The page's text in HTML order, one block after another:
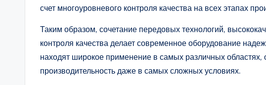
счет многоуровневого контроля качества на всех этапах
Таким образом, сочетание передовых технологий,
контроля качества делает современное оборудование
находят широкое применение в самых различных
производительность даже в самых сложных условиях.